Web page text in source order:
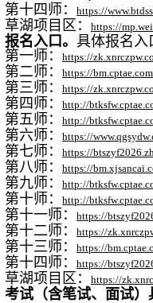
第十四师： https://
草湖项目区： https://
报名入口。 具体报名入
第一师：
https://
第二师： https://
第三师： https://
第四师： http://
第五师： http://
第六师： https://
第七师： https://
第八师： https://
第九师： http://
第十师： http://
第十一师： https://
第十二师： https://
第十三师： https://
第十四师： https://
草湖项目区： https://
考试（含笔试、面试